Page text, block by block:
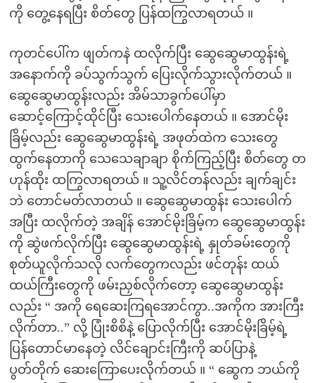
ကို တွေ့နေရပြီး စိတ်တွေ ပြန်ထကြွလာရတယ် ။
ကုတင်ပေါ်က ဖျတ်ကနဲ ထလိုက်ပြီး ဆွေဆွေမာထွန်းရဲ့
အနောက်ကို ခပ်သွက်သွက် ပြေးလိုက်သွားလိုက်တယ် ။
ဆွေဆွေမာထွန်းလည်း အိမ်သာခွက်ပေါ်မှာ
ဆောင့်ကြောင့်ထိုင်ပြီး သေးပေါက်နေတယ် ။ အောင်မိုး
ခြိမ့်လည်း ဆွေဆွေမာထွန်းရဲ့ အဖုတ်ထဲက သေးတွေ
ထွက်နေတာကို သေသေချာချာ စိုက်ကြည့်ပြီး စိတ်တွေ တ
ဟုန်ထိုး ထကြွလာရတယ် ။ သူ့လိင်တန်လည်း ချက်ချင်း
ဘဲ တောင်မတ်လာတယ် ။ ဆွေဆွေမာထွန်း သေးပေါက်
အပြီး ထလိုက်တဲ့ အချိန် အောင်မိုးခြိမ့်က ဆွေဆွေမာထွန်း
ကို ဆွဲဖက်လိုက်ပြီး ဆွေဆွေမာထွန်းရဲ့ နှုတ်ခမ်းတွေကို
စုတ်ယူလိုက်သလို လက်တွေကလည်း ဖင်တုန်း ထယ်
ထယ်ကြီးတွေကို ဖမ်းညှစ်လိုက်တော့ ဆွေဆွေမာထွန်း
လည်း “ အကို ရေဆေးကြရအောင်ကွာ..အကိုက အားကြီး
လိုက်တာ..” လို့ ပြုံးစိစိနဲ့ ပြောလိုက်ပြီး အောင်မိုးခြိမ့်ရဲ့
ပြန်တောင်မာနေတဲ့ လိင်ချောင်းကြီးကို ဆပ်ပြာနဲ့
ပွတ်တိုက် ဆေးကြောပေးလိုက်တယ် ။ “ ဆွေက ဘယ်ကို